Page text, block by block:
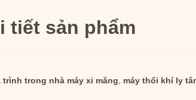
tiết sản phẩm
trình trong nhà máy xi măng máy thổi khí ly